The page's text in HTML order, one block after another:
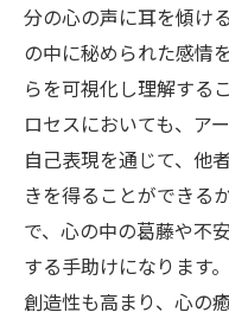
分の心の声に耳を傾け
の中に秘められた感情
らを可視化し理解する
ロセスにおいても、ア
自己表現を通じて、他
きを得ることができる
で、心の中の葛藤や不
する手助けになります
創造性も高まり、心の